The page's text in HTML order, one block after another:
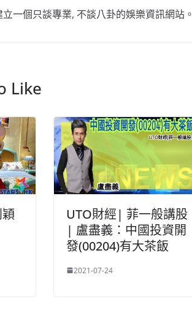
一個只談專業, 不談八卦的娛樂資訊網站。
Like
UTO財經| 菲一般講股
| 盧盡義：中國投資開
發(00204)有大茶飯
2021-07-24